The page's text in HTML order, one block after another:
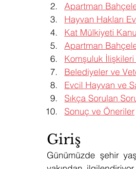
Apartman
Hayvan Hakları
Kat Mülkiyeti
Apartman
Komşuluk
Belediyeler ve
Evcil Hayvan ve
Sıkça Sorulan
Sonuç ve Öneriler
Giriş
Günümüzde şehir